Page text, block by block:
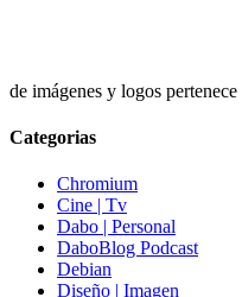
de imágenes y logos
Categorias
Chromium
Cine | Tv
Dabo | Personal
DaboBlog Podcast
Debian
Diseño | Imagen